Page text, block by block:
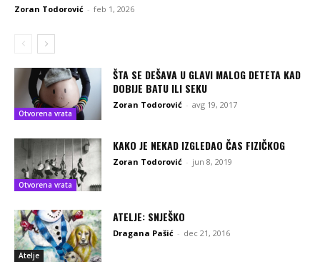
Zoran Todorović - feb 1, 2026
Otvorena vrata
ŠTA SE DEŠAVA U GLAVI MALOG DETETA KAD
DOBIJE BATU ILI SEKU
Zoran Todorović - avg 19, 2017
Otvorena vrata
KAKO JE NEKAD IZGLEDAO ČAS FIZIČKOG
Zoran Todorović - jun 8, 2019
Atelje
ATELJE: SNJEŠKO
Dragana Pašić - dec 21, 2016